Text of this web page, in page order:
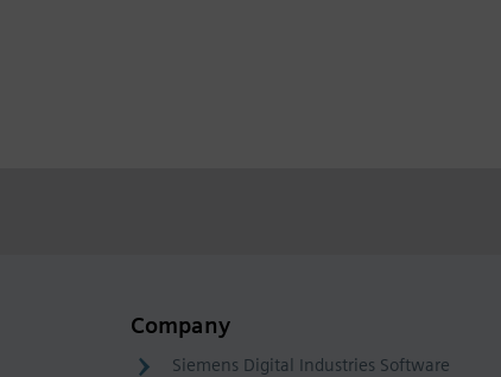
Company
Siemens Digital Industries Software